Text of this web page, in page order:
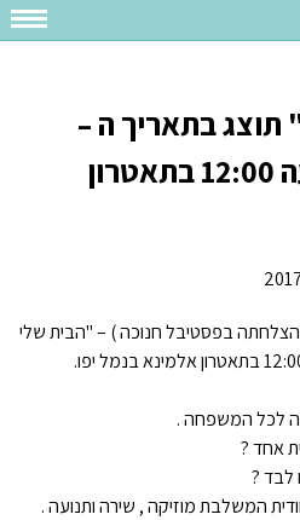
בתאריך ה –
28.1 יום שבת בשעה 12:00 בתאטרון
בפסטיבל חנוכה ) – "הבית שלי
לכל המשפחה .
אחד ?
לבד ?
המשלבת מוזיקה , שירה ותנועה .